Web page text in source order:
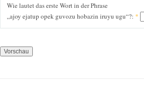
Wie lautet das erste Wort in der Phrase
„ajoy ejatup opek guvozu hobazin iruyu ugu“?: *